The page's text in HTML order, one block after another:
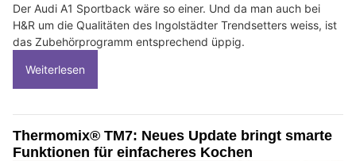
Der Audi A1 Sportback wäre so einer. Und da man auch bei
H&R um die Qualitäten des Ingolstädter Trendsetters weiss, ist
das Zubehörprogramm entsprechend üppig.
Weiterlesen
Thermomix® TM7: Neues Update bringt smarte
Funktionen für einfacheres Kochen